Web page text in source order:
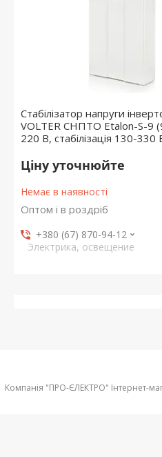
Стабілізатор напруги
VOLTER СНПТО Etalon-S-9
220 В, стабілізація 130-330
Ціну уточнюйте
Немає в наявності
Оптом і в роздріб
+380 (67) 870-94-12
Электрика, освещение